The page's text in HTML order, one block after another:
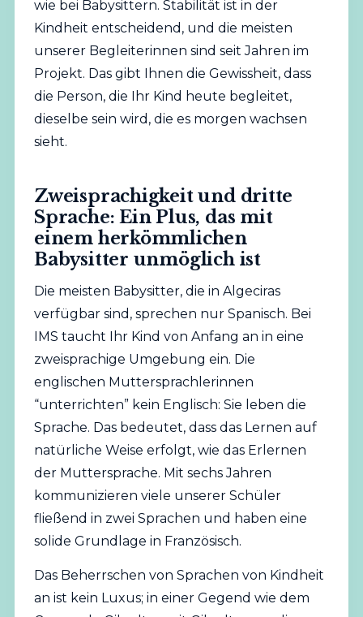
wie bei Babysittern. Stabilität ist in der
Kindheit entscheidend, und die meisten
unserer Begleiterinnen sind seit Jahren im
Projekt. Das gibt Ihnen die Gewissheit, dass
die Person, die Ihr Kind heute begleitet,
dieselbe sein wird, die es morgen wachsen
sieht.
Zweisprachigkeit und dritte
Sprache: Ein Plus, das mit
einem herkömmlichen
Babysitter unmöglich ist
Die meisten Babysitter, die in Algeciras
verfügbar sind, sprechen nur Spanisch. Bei
IMS taucht Ihr Kind von Anfang an in eine
zweisprachige Umgebung ein. Die
englischen Muttersprachlerinnen
“unterrichten” kein Englisch: Sie leben die
Sprache. Das bedeutet, dass das Lernen auf
natürliche Weise erfolgt, wie das Erlernen
der Muttersprache. Mit sechs Jahren
kommunizieren viele unserer Schüler
fließend in zwei Sprachen und haben eine
solide Grundlage in Französisch.
Das Beherrschen von Sprachen von Kindheit
an ist kein Luxus; in einer Gegend wie dem